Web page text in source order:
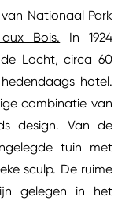
Nationaal Park
Bois. In 1924
Locht, circa 60
hotel.
combinatie van
design. Van de
tuin met
sculp. De ruime
gelegen in het